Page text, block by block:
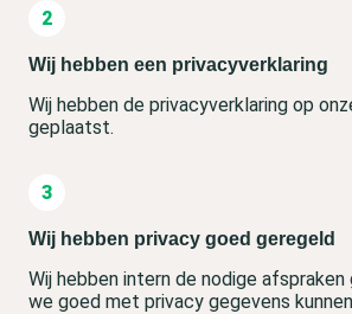
Wij hebben een privacyverklaring
Wij hebben de privacyverklaring op
geplaatst.
Wij hebben privacy goed geregeld
Wij hebben intern de nodige
we goed met privacy gegevens